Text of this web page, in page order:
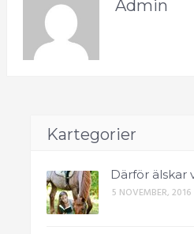
Admin
Kartegorier
Därför älskar
5 NOVEMBER, 2016